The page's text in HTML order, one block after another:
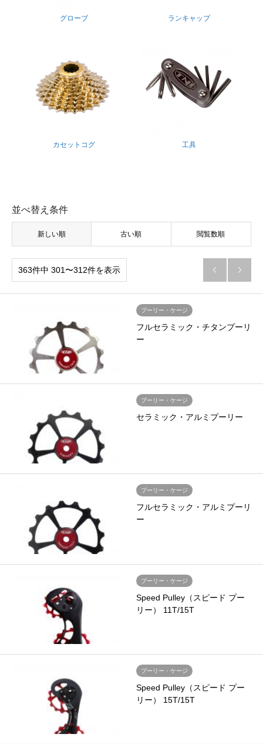
グローブ ランキャップ
カセットコグ 工具
並べ替え条件
新しい順 古い順 閲覧数順
363件中 301〜312件を表示  
プーリー・ケージ
フルセラミック・チタンプーリ
ー
プーリー・ケージ
セラミック・アルミプーリー
プーリー・ケージ
フルセラミック・アルミプーリ
ー
プーリー・ケージ
Speed Pulley（スピード プー
リー） 11T/15T
プーリー・ケージ
Speed Pulley（スピード プー
リー） 15T/15T